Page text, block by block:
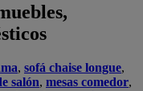
, sofá chaise longue,
salón, mesas comedor,